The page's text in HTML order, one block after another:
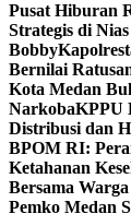
Pusat Hiburan
Strategis di
Bobby
Bernilai
Kota Medan
NarkobaKPPU
Distribusi dan
BPOM RI:
Ketahanan
Bersama
Pemko Medan